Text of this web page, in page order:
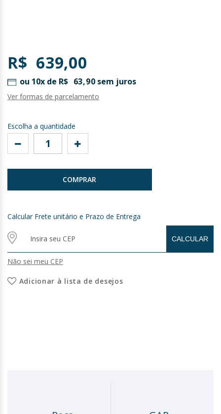
o
início
da
de
R$ 639,00
ou 10x de R$ 63,90 sem juros
Ver formas de parcelamento
Escolha a quantidade
COMPRAR
Calcular Frete unitário e Prazo de Entrega
Não sei meu CEP
Adicionar à lista de desejos